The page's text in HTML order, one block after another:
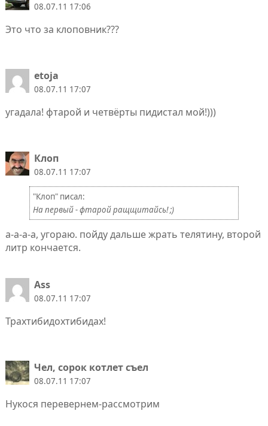
08.07.11 17:06
Это что за клоповник???
etoja
08.07.11 17:07
угадала! фтарой и четвёрты пидистал мой!)))
Клoп
08.07.11 17:07
"Клоп" писал:
На первый - фтарой ращщитайсь! ;)
а-а-а-а, угораю. пойду дальше жрать телятину, второй
литр кончается.
Ass
08.07.11 17:07
Трахтибидохтибидах!
Чел, сорок котлет съел
08.07.11 17:07
Нукося перевернем-рассмотрим